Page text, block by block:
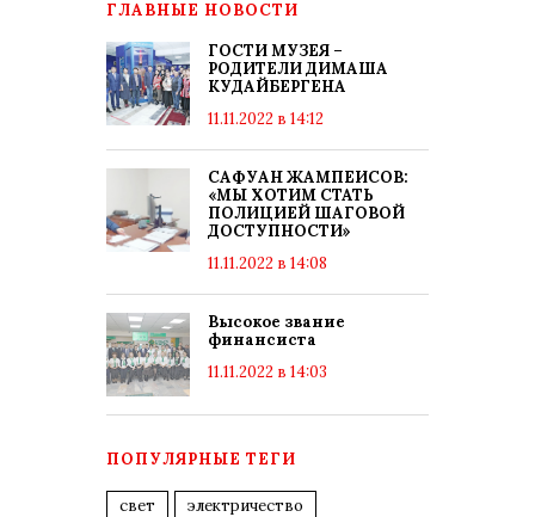
ГЛАВНЫЕ НОВОСТИ
ГОСТИ МУЗЕЯ –
РОДИТЕЛИ ДИМАША
КУДАЙБЕРГЕНА
11.11.2022 в 14:12
САФУАН ЖАМПЕИСОВ:
«МЫ ХОТИМ СТАТЬ
ПОЛИЦИЕЙ ШАГОВОЙ
ДОСТУПНОСТИ»
11.11.2022 в 14:08
Высокое звание
финансиста
11.11.2022 в 14:03
ПОПУЛЯРНЫЕ ТЕГИ
свет
электричество